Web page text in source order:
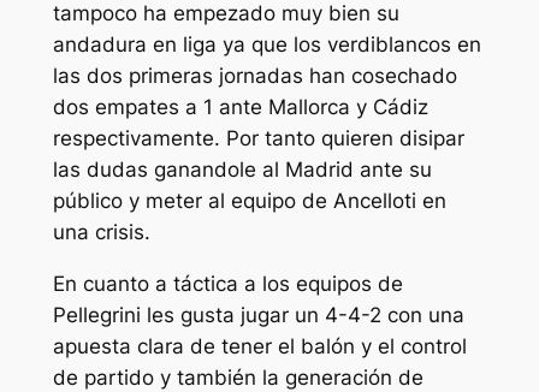
tampoco ha empezado muy bien su
andadura en liga ya que los verdiblancos en
las dos primeras jornadas han cosechado
dos empates a 1 ante Mallorca y Cádiz
respectivamente. Por tanto quieren disipar
las dudas ganandole al Madrid ante su
público y meter al equipo de Ancelloti en
una crisis.
En cuanto a táctica a los equipos de
Pellegrini les gusta jugar un 4-4-2 con una
apuesta clara de tener el balón y el control
de partido y también la generación de